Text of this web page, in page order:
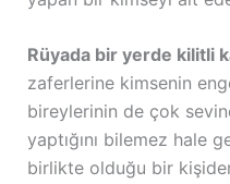
Rüyada bir yerde kilitli
zaferlerine kimsenin
bireylerinin de çok
yaptığını bilemez hale
birlikte olduğu bir